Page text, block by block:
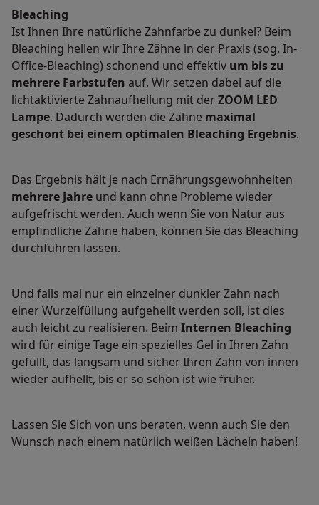
Bleaching
Ist Ihnen Ihre natürliche Zahnfarbe zu dunkel? Beim
Bleaching hellen wir Ihre Zähne in der Praxis (sog. In-
Office-Bleaching) schonend und effektiv um bis zu
mehrere Farbstufen auf. Wir setzen dabei auf die
lichtaktivierte Zahnaufhellung mit derZOOM LED
Lampe. Dadurch werden die Zähne maximal
geschont bei einem optimalen Bleaching Ergebnis.
Das Ergebnis hält je nach Ernährungsgewohnheiten
mehrere Jahre und kann ohne Probleme wieder
aufgefrischt werden. Auch wenn Sie von Natur aus
empfindliche Zähne haben, können Sie das Bleaching
durchführen lassen.
Und falls mal nur ein einzelner dunkler Zahn nach
einer Wurzelfüllung aufgehellt werden soll, ist dies
auch leicht zu realisieren. Beim Internen Bleaching
wird für einige Tage ein spezielles Gel in Ihren Zahn
gefüllt, das langsam und sicher Ihren Zahn von innen
wieder aufhellt, bis er so schön ist wie früher.
Lassen Sie Sich von uns beraten, wenn auch Sie den
Wunsch nach einem natürlich weißen Lächeln haben!